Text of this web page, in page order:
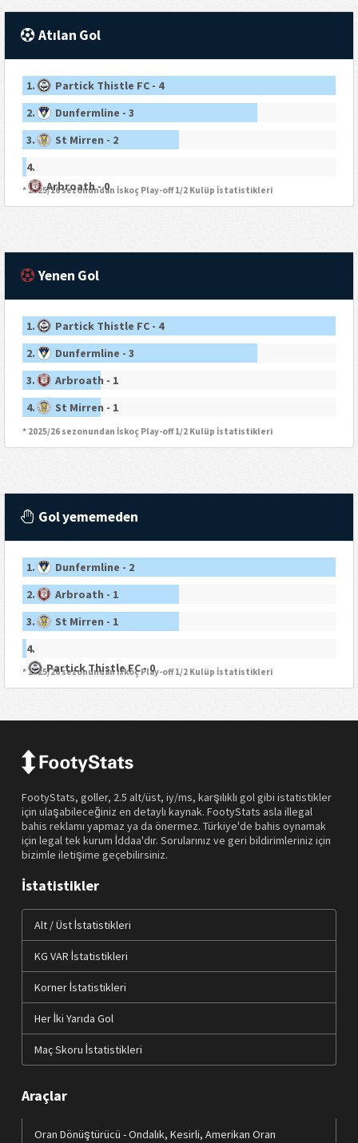
Atılan Gol
1.
Partick Thistle FC - 4
2.
Dunfermline - 3
3.
St Mirren - 2
4.
Arbroath - 0
* 2025/26 sezonundan İskoç Play-off 1/2 Kulüp İstatistikleri
Yenen Gol
1.
Partick Thistle FC - 4
2.
Dunfermline - 3
3.
Arbroath - 1
4.
St Mirren - 1
* 2025/26 sezonundan İskoç Play-off 1/2 Kulüp İstatistikleri
Gol yememeden
1.
Dunfermline - 2
2.
Arbroath - 1
3.
St Mirren - 1
4.
Partick Thistle FC - 0
* 2025/26 sezonundan İskoç Play-off 1/2 Kulüp İstatistikleri
FootyStats, goller, 2.5 alt/üst, iy/ms, karşılıklı gol gibi istatistikler
için ulaşabileceğiniz en detaylı kaynak. FootyStats asla illegal
bahis reklamı yapmaz ya da önermez. Türkiye'de bahis oynamak
için legal tek kurum İddaa'dır. Sorularınız ve geri bildirimleriniz için
bizimle iletişime geçebilirsiniz.
İstatistikler
Alt / Üst İstatistikleri
KG VAR İstatistikleri
Korner İstatistikleri
Her İki Yarıda Gol
Maç Skoru İstatistikleri
Araçlar
Oran Dönüştürücü - Ondalık, Kesirli, Amerikan Oran